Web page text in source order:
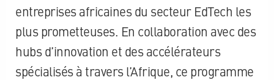
entreprises africaines du secteur EdTech les
plus prometteuses. En collaboration avec des
hubs d’innovation et des accélérateurs
spécialisés à travers l’Afrique, ce programme